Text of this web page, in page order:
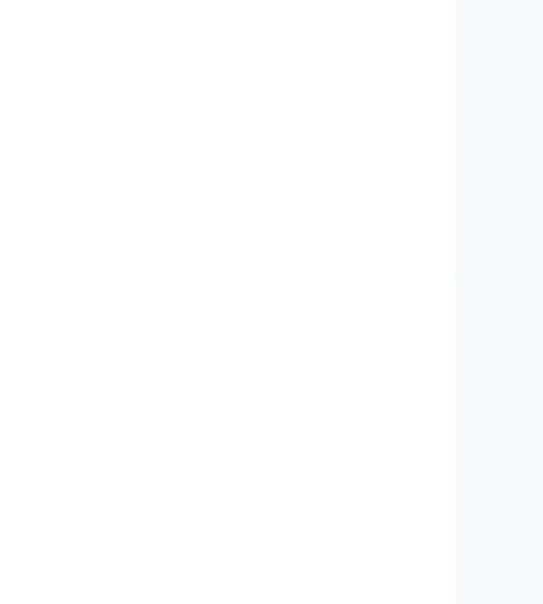
sempre pode encontrar pessoas legais
diferentes recursos interativos online. A
do Litmatch.
você sempre encontrará um lugar que